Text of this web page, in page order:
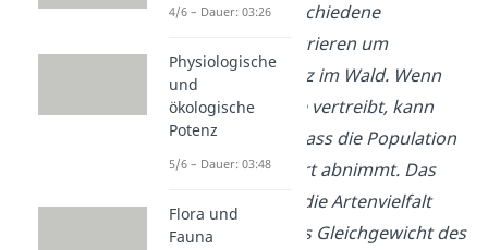
Beispiel: Zwei verschiedene
Vogelarten konkurrieren um
denselben Nistplatz im Wald. Wenn
eine Art die andere vertreibt, kann
das dazu führen, dass die Population
der verdrängten Art abnimmt. Das
wiederum könnte die Artenvielfalt
reduzieren und das Gleichgewicht des
4/6 – Dauer: 03:26
Physiologische
und
ökologische
Potenz
5/6 – Dauer: 03:48
Flora und
Fauna